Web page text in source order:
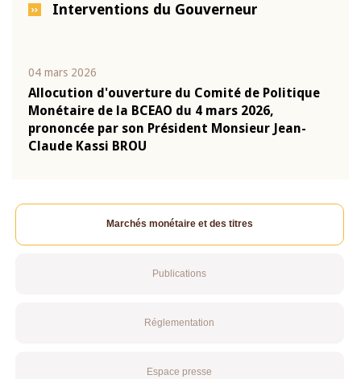
Interventions du Gouverneur
04 mars 2026
Allocution d'ouverture du Comité de Politique
Monétaire de la BCEAO du 4 mars 2026,
prononcée par son Président Monsieur Jean-
Claude Kassi BROU
Marchés monétaire et des titres
Publications
Réglementation
Espace presse